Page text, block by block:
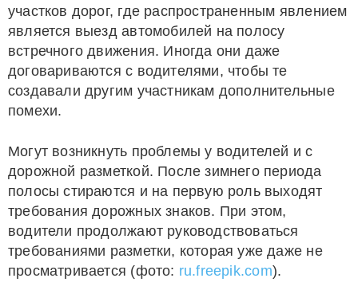
участков дорог, где распространенным явлением
является выезд автомобилей на полосу
встречного движения. Иногда они даже
договариваются с водителями, чтобы те
создавали другим участникам дополнительные
помехи.
Могут возникнуть проблемы у водителей и с
дорожной разметкой. После зимнего периода
полосы стираются и на первую роль выходят
требования дорожных знаков. При этом,
водители продолжают руководствоваться
требованиями разметки, которая уже даже не
просматривается (фото: ru.freepik.com).